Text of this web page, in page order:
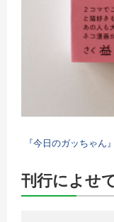
『今日のガッちゃん
刊行によせ